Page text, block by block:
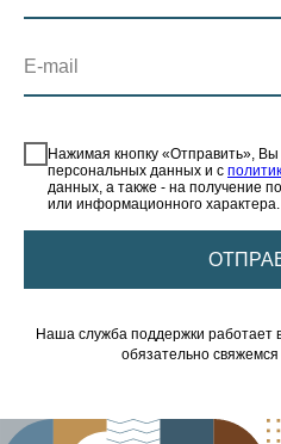
E-mail
Нажимая кнопку «Отправить», Вы
персональных данных и с
данных, а также - на получение
или информационного характера.
Наша служба поддержки работает
обязательно